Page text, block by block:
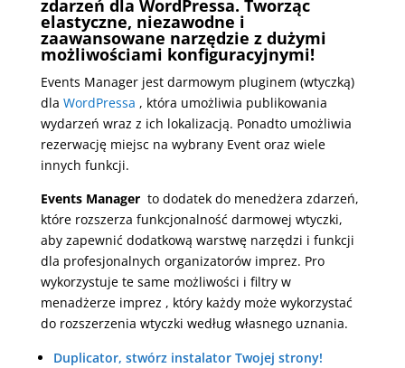
zdarzeń dla WordPressa. Tworząc
elastyczne, niezawodne i
zaawansowane narzędzie z dużymi
możliwościami konfiguracyjnymi!
Events Manager jest darmowym pluginem (wtyczką)
dla WordPressa , która umożliwia publikowania
wydarzeń wraz z ich lokalizacją. Ponadto umożliwia
rezerwację miejsc na wybrany Event oraz wiele
innych funkcji.
Events Manager to dodatek do menedżera zdarzeń,
które rozszerza funkcjonalność darmowej wtyczki,
aby zapewnić dodatkową warstwę narzędzi i funkcji
dla profesjonalnych organizatorów imprez. Pro
wykorzystuje te same możliwości i filtry w
menadżerze imprez , który każdy może wykorzystać
do rozszerzenia wtyczki według własnego uznania.
Duplicator, stwórz instalator Twojej strony!